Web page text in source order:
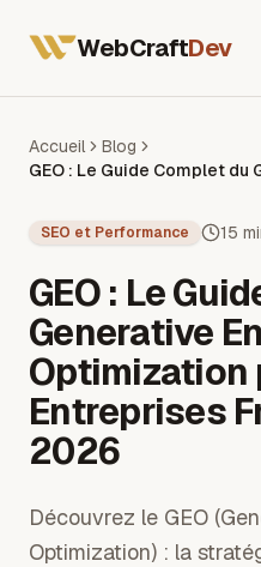
WebCraftDev
Tous les services
Développeur Web France
SEO & GEO
Développeur Web France
Accueil
Blog
SEO et Performance 15
GEO : Le
Generative
Optimization
Entreprises
2026
Découvrez le GEO
Optimization) : la